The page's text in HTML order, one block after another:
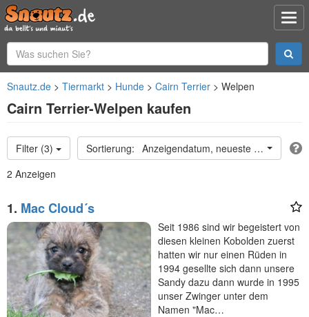
Snautz.de Tiermarkt Hunde Cairn Terrier Welpen
Cairn Terrier-Welpen kaufen
Filter (3)
Anzeigendatum, neueste oben
2 Anzeigen
1. Mac Cloud´s
Seit 1986 sind wir begeistert von
diesen kleinen Kobolden zuerst
hatten wir nur einen Rüden in
1994 gesellte sich dann unsere
Sandy dazu dann wurde in 1995
unser Zwinger unter dem
Namen "Mac…